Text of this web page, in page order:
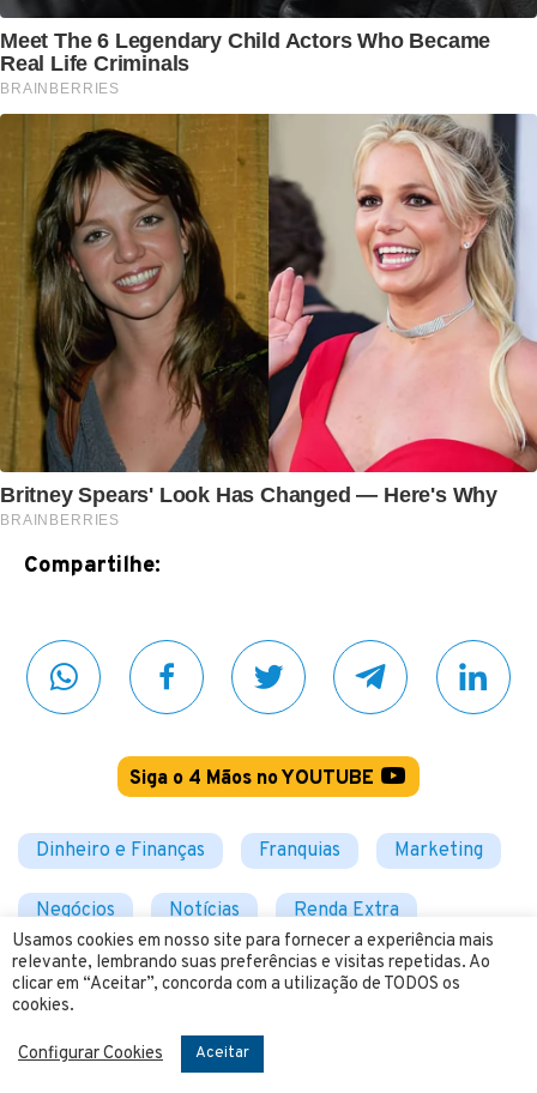
Compartilhe:
Siga o 4 Mãos no YOUTUBE
Dinheiro e Finanças Franquias Marketing
Negócios Notícias Renda Extra
Tecnologia Vagas
Consulte Mais Informações
Usamos cookies em nosso site para fornecer a experiência mais
relevante, lembrando suas preferências e visitas repetidas. Ao
clicar em “Aceitar”, concorda com a utilização de TODOS os
cookies.
Configurar Cookies Aceitar